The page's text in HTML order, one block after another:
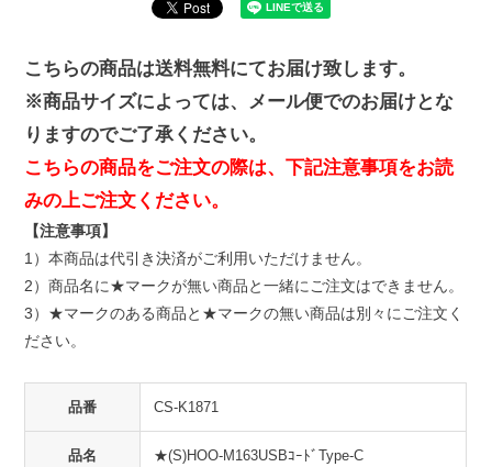
こちらの商品は送料無料にてお届け致します。
※商品サイズによっては、メール便でのお届けとな
りますのでご了承ください。
こちらの商品をご注文の際は、下記注意事項をお読
みの上ご注文ください。
【注意事項】
1）本商品は代引き決済がご利用いただけません。
2）商品名に★マークが無い商品と一緒にご注文はできません。
3）★マークのある商品と★マークの無い商品は別々にご注文く
ださい。
品番 CS-K1871
品名 ★(S)HOO-M163USBｺｰﾄﾞType-C